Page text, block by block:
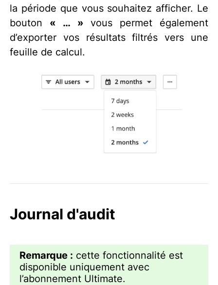
la période que vous souhaitez afficher. Le
bouton « … » vous permet également
d’exporter vos résultats filtrés vers une
feuille de calcul.
Journal d'audit
Remarque : cette fonctionnalité est
disponible uniquement avec
l’abonnement Ultimate.